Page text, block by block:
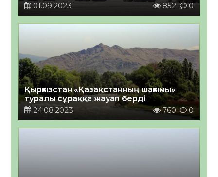
01.09.2023
852 0
Қырғызстан «Қазақстанның шағымы»
туралы сұраққа жауап берді
24.08.2023
760 0